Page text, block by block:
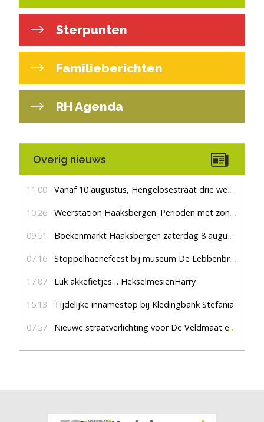
Sterpunten
Familieberichten
RH Agenda
Overig nieuws
11:00 Vanaf 10 augustus, Hengelosestraat drie weken dicht voor doorgaand verkeer
10:26 Weerstation Haaksbergen: Perioden met zon en droog
09:51 Boekenmarkt Haaksbergen zaterdag 8 augustus, marktplein Haaksbergen
07:16 Stoppelhaenefeest bij museum De Lebbenbrugge
17:07 Luk akkefietjes… HekselmesienHarry
15:13 Tijdelijke innamestop bij Kledingbank Stefania
07:57 Nieuwe straatverlichting voor De Veldmaat en De Pas